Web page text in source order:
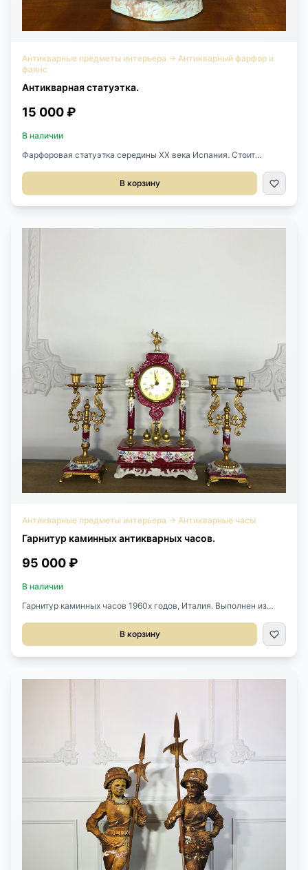
Антикварные предметы интерьера → Антикварный фарфор и
фаянс
Антикварная статуэтка.
15 000 ₽
В наличии
Фарфоровая статуэтка середины XX века Испания. Стоит
В корзину
Антикварные предметы интерьера → Антикварные часы
Гарнитур каминных антикварных часов.
95 000 ₽
В наличии
Гарнитур каминных часов 1960х годов, Италия. Выполнен из
см. Размер канделябров 12х12х31h см.
В корзину